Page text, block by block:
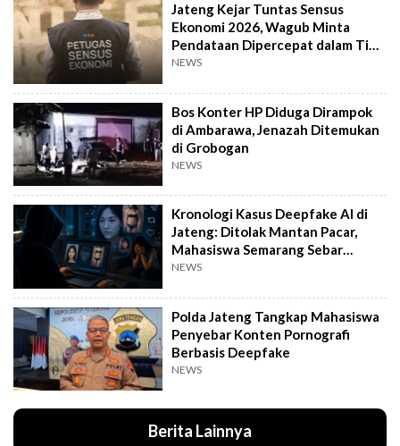
Jateng Kejar Tuntas Sensus
Ekonomi 2026, Wagub Minta
Pendataan Dipercepat dalam Tiga
Pekan
NEWS
Bos Konter HP Diduga Dirampok
di Ambarawa, Jenazah Ditemukan
di Grobogan
NEWS
Kronologi Kasus Deepfake AI di
Jateng: Ditolak Mantan Pacar,
Mahasiswa Semarang Sebar
Konten Porno
NEWS
Polda Jateng Tangkap Mahasiswa
Penyebar Konten Pornografi
Berbasis Deepfake
NEWS
Berita Lainnya